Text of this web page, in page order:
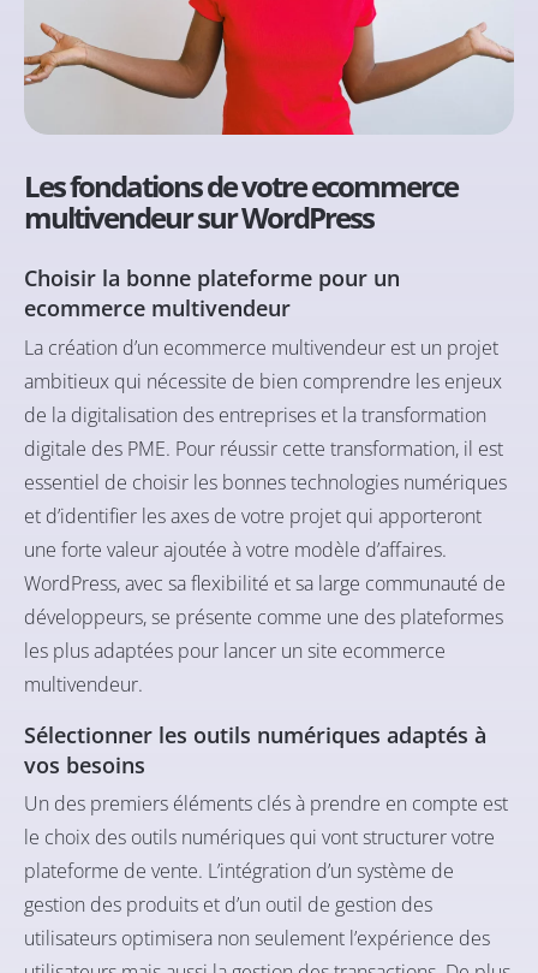
Les fondations de votre ecommerce
multivendeur sur WordPress
Choisir la bonne plateforme pour un
ecommerce multivendeur
La création d’un ecommerce multivendeur est un projet
ambitieux qui nécessite de bien comprendre les enjeux
de la digitalisation des entreprises et la transformation
digitale des PME. Pour réussir cette transformation, il est
essentiel de choisir les bonnes technologies numériques
et d’identifier les axes de votre projet qui apporteront
une forte valeur ajoutée à votre modèle d’affaires.
WordPress, avec sa flexibilité et sa large communauté de
développeurs, se présente comme une des plateformes
les plus adaptées pour lancer un site ecommerce
multivendeur.
Sélectionner les outils numériques adaptés à
vos besoins
Un des premiers éléments clés à prendre en compte est
le choix des outils numériques qui vont structurer votre
plateforme de vente. L’intégration d’un système de
gestion des produits et d’un outil de gestion des
utilisateurs optimisera non seulement l’expérience des